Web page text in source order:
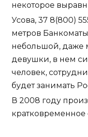
некоторое
Усова, 37 8(800)
метров
небольшой, даже
девушки, в нем
человек,
будет занимать
В 2008 году
кратковременное